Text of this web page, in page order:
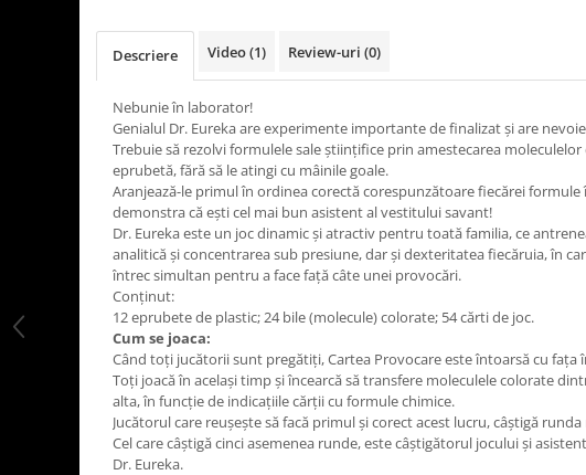
LEGO Creator Expert
LEGO Architecture
LEGO Speed Champions
Descriere Video(1) Review-uri (0)
Nebunie în laborator!
Genialul Dr. Eureka are experimente importante de finalizat și are
Trebuie să rezolvi formulele sale științifice prin amestecarea
eprubetă, fără să le atingi cu mâinile goale.
Aranjează-le primul în ordinea corectă corespunzătoare fiecărei formule
demonstra că ești cel mai bun asistent al vestitului savant!
Dr. Eureka este un joc dinamic și atractiv pentru toată familia, ce
analitică și concentrarea sub presiune, dar și dexteritatea fiecăruia, în
întrec simultan pentru a face față câte unei provocări.
Conținut:
12 eprubete de plastic; 24 bile (molecule) colorate; 54 cărti de joc.
Cum se joaca:
Când toți jucătorii sunt pregătiți, Cartea Provocare este întoarsă cu fața
Toți joacă în același timp și încearcă să transfere moleculele colorate
alta, în funcție de indicațiile cărții cu formule chimice.
Jucătorul care reușește să facă primul și corect acest lucru, câștigă
Cel care câștigă cinci asemenea runde, este câștigătorul jocului și
Dr. Eureka.